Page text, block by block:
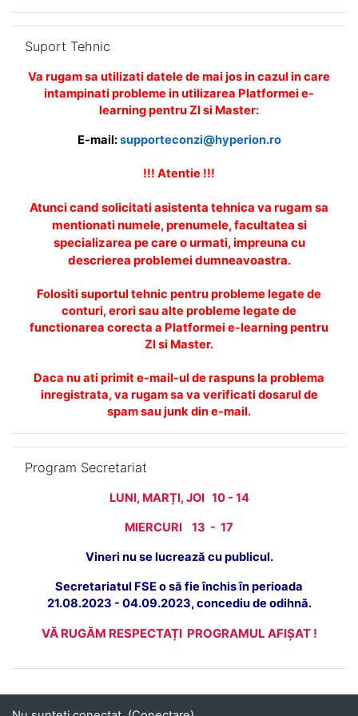
Suport Tehnic
Va rugam sa utilizati datele de mai jos in cazul in care
intampinati probleme in utilizarea Platformei e-
learning pentru ZI si Master:
E-mail:supporteconzi@hyperion.ro
!!! Atentie !!!
Atunci cand solicitati asistenta tehnica va rugam sa
mentionati numele, prenumele, facultatea si
specializarea pe care o urmati, impreuna cu
descrierea problemei dumneavoastra.
Folositi suportul tehnic pentru probleme legate de
conturi, erori sau alte probleme legate de
functionarea corecta a Platformei e-learning pentru
ZI si Master.
Daca nu ati primit e-mail-ul de raspuns la problema
inregistrata, va rugam sa va verificati dosarul de
spam sau junk din e-mail.
Program Secretariat
LUNI, MARȚI, JOI 10 - 14
MIERCURI 13 - 17
Vineri nu se lucrează cu publicul.
Secretariatul FSE o să fie închis în perioada
21.08.2023 - 04.09.2023, concediu de odihnă.
VĂ RUGĂM RESPECTAȚI PROGRAMUL AFIȘAT !